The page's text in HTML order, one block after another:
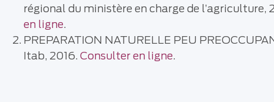
régional du ministère en charge de l’agriculture,
en ligne.
PREPARATION NATURELLE PEU
Itab, 2016. Consulter en ligne.